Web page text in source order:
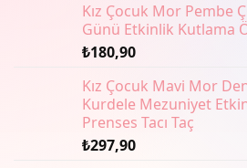
ürün
Kız Çocuk Mor Pembe
Günü Etkinlik Kutlama
₺180,90
Kız Çocuk Mavi Mor
Kurdele Mezuniyet
Prenses Tacı Taç
₺297,90